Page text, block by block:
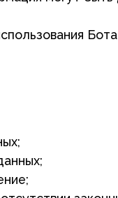
изменение,